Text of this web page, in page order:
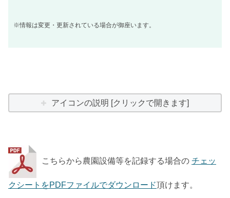
※情報は変更・更新されている場合が御座います。
アイコンの説明 [クリックで開きます]
こちらから農園設備等を記録する場合の チェッ
クシートをPDFファイルでダウンロード頂けます。